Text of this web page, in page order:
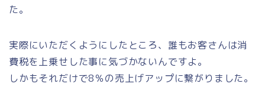
た。
実際にいただくようにしたところ、誰もお客さんは消
費税を上乗せした事に気づかないんですよ。
しかもそれだけで8％の売上げアップに繋がりました。